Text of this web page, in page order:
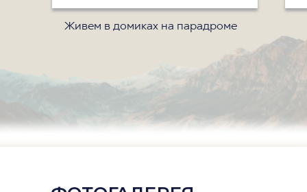
Живем в домиках на парадроме